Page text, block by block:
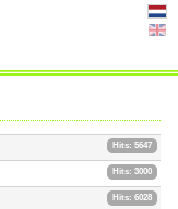
Hits: 5647
Hits: 3000
Hits: 6028